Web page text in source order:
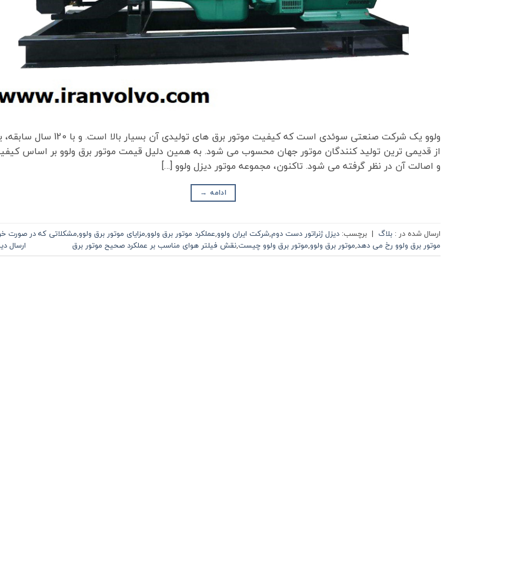
ولوو یک شرکت صنعتی سوئدی است که کیفیت موتور برق های تولیدی آن بسیار بالا
از قدیمی ترین تولید کنندگان موتور جهان محسوب می شود. به همین دلیل قیمت موتور برق ولوو بر اساس
و اصالت آن در نظر گرفته می شود. تاکنون، مجموعه موتور دیزل ولوو […]
ادامه →
ارسال شده در : بلاگ | برچسب: دیزل ژنراتور دست دوم,شرکت ایران ولوو,عملکرد موتور برق ولوو,مزایای موتور برق ولوو,مشکلاتی که در صورت
موتور برق ولوو رخ می دهد,موتور برق ولوو,موتور برق ولوو چیست,نقش فیلتر هوای مناسب بر عملکرد صحیح موتور برق ارسال